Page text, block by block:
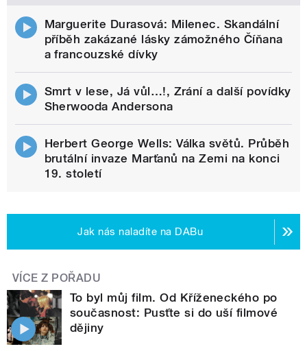
Marguerite Durasová: Milenec. Skandální
příběh zakázané lásky zámožného Číňana
a francouzské dívky
Smrt v lese, Já vůl…!, Zrání a další povídky
Sherwooda Andersona
Herbert George Wells: Válka světů. Průběh
brutální invaze Marťanů na Zemi na konci
19. století
Jak nás naladíte na DABu
VÍCE Z POŘADU
To byl můj film. Od Kříženeckého po
současnost: Pusťte si do uší filmové
dějiny